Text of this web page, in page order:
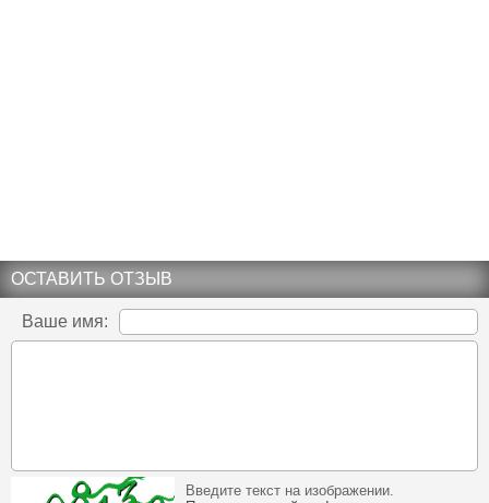
ОСТАВИТЬ ОТЗЫВ
Ваше имя:
Введите текст на изображении.